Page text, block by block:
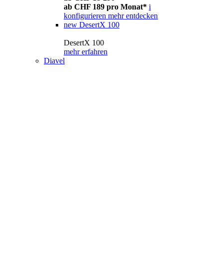
ab CHF 189 pro Monat* i
konfigurieren mehr entdecken
new DesertX 100
DesertX 100
mehr erfahren
Diavel